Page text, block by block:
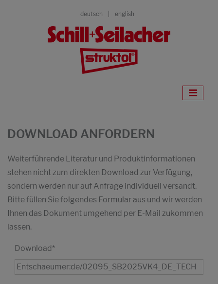
deutsch english
DOWNLOAD ANFORDERN
Weiterführende Literatur und Produktinformationen
stehen nicht zum direkten Download zur Verfügung,
sondern werden nur auf Anfrage individuell versandt.
Bitte füllen Sie folgendes Formular aus und wir werden
Ihnen das Dokument umgehend per E-Mail zukommen
lassen.
Download*